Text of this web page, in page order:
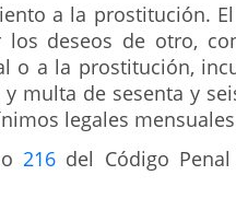
a la prostitución.
los deseos de otro,
o a la prostitución,
multa de sesenta y
legales
216 del Código